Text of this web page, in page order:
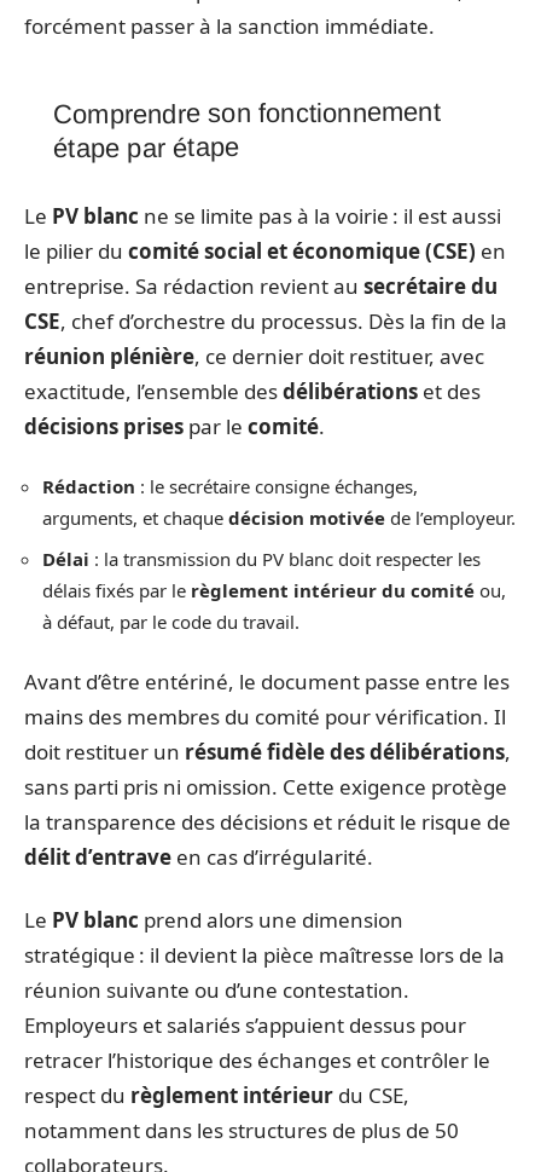
forcément passer à la sanction immédiate.
Comprendre son fonctionnement
étape par étape
Le PV blanc ne se limite pas à la voirie : il est aussi
le pilier du comité social et économique (CSE) en
entreprise. Sa rédaction revient au secrétaire du
CSE, chef d’orchestre du processus. Dès la fin de la
réunion plénière, ce dernier doit restituer, avec
exactitude, l’ensemble desdélibérations et des
décisions prises par le comité.
Rédaction : le secrétaire consigne échanges,
arguments, et chaque décision motivée de l’employeur.
Délai : la transmission du PV blanc doit respecter les
délais fixés par le règlement intérieur du comité ou,
à défaut, par le code du travail.
Avant d’être entériné, le document passe entre les
mains des membres du comité pour vérification. Il
doit restituer un résumé fidèle des délibérations,
sans parti pris ni omission. Cette exigence protège
la transparence des décisions et réduit le risque de
délit d’entrave en cas d’irrégularité.
Le PV blanc prend alors une dimension
stratégique : il devient la pièce maîtresse lors de la
réunion suivante ou d’une contestation.
Employeurs et salariés s’appuient dessus pour
retracer l’historique des échanges et contrôler le
respect du règlement intérieur du CSE,
notamment dans les structures de plus de 50
collaborateurs.